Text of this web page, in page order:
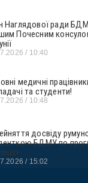
Наглядової ради
Почесним
10:40
медичні
та студенти!
10:48
досвіду
БДМУ по
15:02